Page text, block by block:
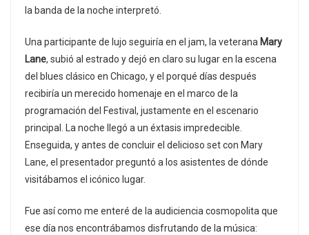
la banda de la noche interpretó.
Una participante de lujo seguiría en el jam, la veterana Mary
Lane, subió al estrado y dejó en claro su lugar en la escena
del blues clásico en Chicago, y el porqué días después
recibiría un merecido homenaje en el marco de la
programación del Festival, justamente en el escenario
principal. La noche llegó a un éxtasis impredecible.
Enseguida, y antes de concluir el delicioso set con Mary
Lane, el presentador preguntó a los asistentes de dónde
visitábamos el icónico lugar.
Fue así como me enteré de la audiciencia cosmopolita que
ese día nos encontrábamos disfrutando de la música: